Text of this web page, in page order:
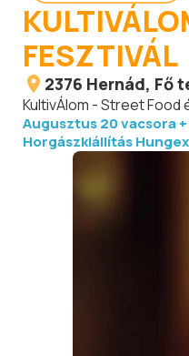
FESZTIVÁL
2376 Hernád, Fő
KultivÁlom - Street
Augusztus 20 vacsora
Horgászkiállítás